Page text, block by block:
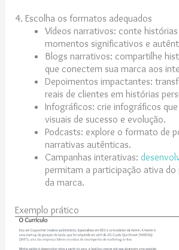
4. Escolha os formatos adequados
Vídeos narrativos: conte
momentos significativos e
Blogs narrativos: compartilhe
que conectem sua marca aos
Depoimentos impactantes:
reais de clientes em histórias
Infográficos: crie infográficos
visuais de sucesso e evolução.
Podcasts: explore o formato de
narrativas autênticas.
Campanhas interativas:
permitam a participação ativa do
da marca.
Exemplo prático